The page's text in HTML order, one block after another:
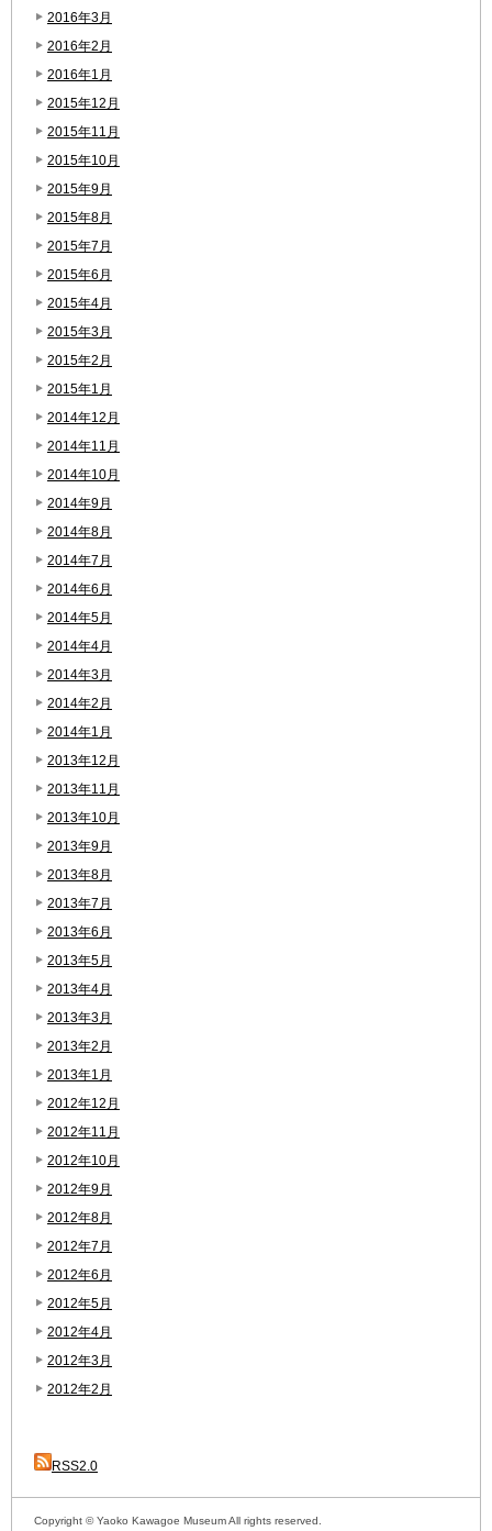
2016年3月
2016年2月
2016年1月
2015年12月
2015年11月
2015年10月
2015年9月
2015年8月
2015年7月
2015年6月
2015年4月
2015年3月
2015年2月
2015年1月
2014年12月
2014年11月
2014年10月
2014年9月
2014年8月
2014年7月
2014年6月
2014年5月
2014年4月
2014年3月
2014年2月
2014年1月
2013年12月
2013年11月
2013年10月
2013年9月
2013年8月
2013年7月
2013年6月
2013年5月
2013年4月
2013年3月
2013年2月
2013年1月
2012年12月
2012年11月
2012年10月
2012年9月
2012年8月
2012年7月
2012年6月
2012年5月
2012年4月
2012年3月
2012年2月
RSS2.0
Copyright © Yaoko Kawagoe Museum All rights reserved.